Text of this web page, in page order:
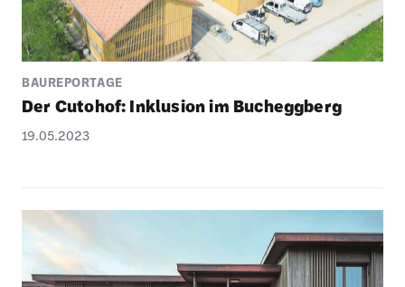
BAUREPORTAGE
Der Cutohof: Inklu­sion im Buchegg­berg
19.05.2023